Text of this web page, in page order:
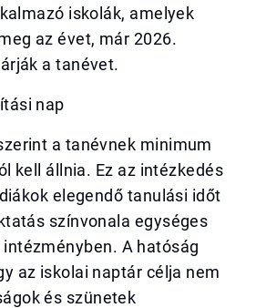
iskolák, amelyek
az évet, már 2026.
a tanévet.
nap
a tanévnek minimum
kell állnia. Ez az intézkedés
elegendő tanulási időt
színvonala egységes
A hatóság
az iskolai naptár célja nem
és szünetek